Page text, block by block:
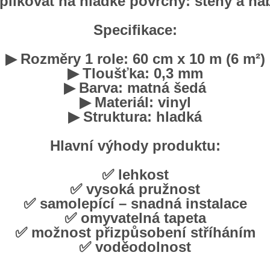
Specifikace:
▶ Rozměry 1 role: 60 cm x 10 m (6 m²)
▶ Tloušťka: 0,3 mm
▶ Barva: matná šedá
▶ Materiál: vinyl
▶ Struktura: hladká
Hlavní výhody produktu:
✅ lehkost
✅ vysoká pružnost
✅ samolepící – snadná instalace
✅ omyvatelná tapeta
✅ možnost přizpůsobení stříháním
✅ voděodolnost